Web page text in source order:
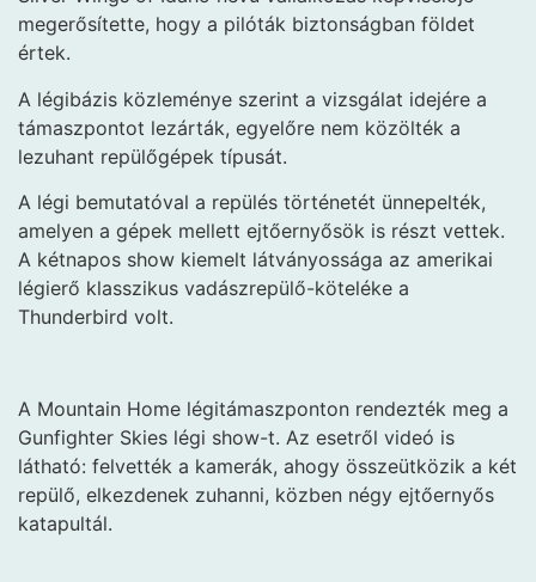
megerősítette, hogy a pilóták biztonságban földet
értek.
A légibázis közleménye szerint a vizsgálat idejére a
támaszpontot lezárták, egyelőre nem közölték a
lezuhant repülőgépek típusát.
A légi bemutatóval a repülés történetét ünnepelték,
amelyen a gépek mellett ejtőernyősök is részt vettek.
A kétnapos show kiemelt látványossága az amerikai
légierő klasszikus vadászrepülő-köteléke a
Thunderbird volt.
A Mountain Home légitámaszponton rendezték meg a
Gunfighter Skies légi show-t. Az esetről videó is
látható: felvették a kamerák, ahogy összeütközik a két
repülő, elkezdenek zuhanni, közben négy ejtőernyős
katapultál.